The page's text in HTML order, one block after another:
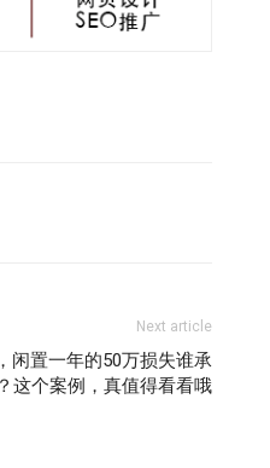
Next article
闲置一年的50万损失谁承
这个案例，真值得看看哦